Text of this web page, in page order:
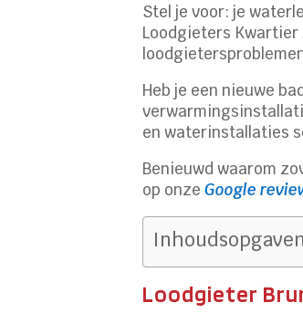
Stel je voor: je
Loodgieters Kwartier
Heb je een nieuwe
en waterinstallaties
Benieuwd waarom
op onzeGoogle
Inhoudsopgaven
Loodgieter